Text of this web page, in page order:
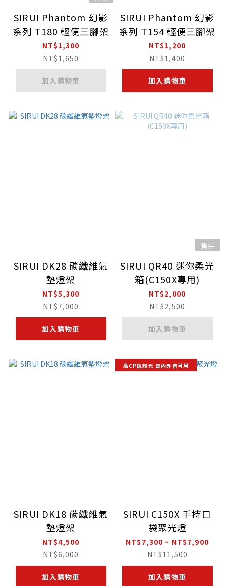
SIRUI Phantom 幻影
系列 T180 輕便三腳架
NT$1,300
NT$1,650
加入購物車
SIRUI Phantom 幻影
系列 T154 輕便三腳架
NT$1,200
NT$1,400
加入購物車
SIRUI DK28 碳纖維氣
墊燈架
NT$5,300
NT$7,000
加入購物車
售完
SIRUI QR40 迷你柔光
箱(C150X專用)
NT$2,000
NT$2,500
加入購物車
SIRUI DK18 碳纖維氣
墊燈架
NT$4,500
NT$6,000
加入購物車
高CP值燈光 是內外皆可用
SIRUI C150X 手持口
袋聚光燈
NT$7,300 ~ NT$7,900
NT$11,500
加入購物車